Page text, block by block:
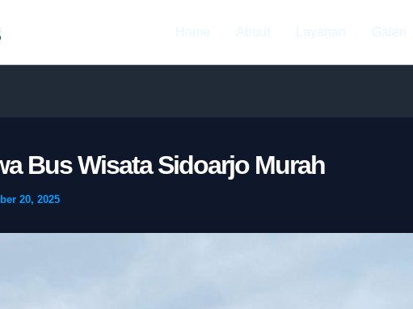
Home About Layanan Galeri
Bus Wisata Sidoarjo Murah
20, 2025